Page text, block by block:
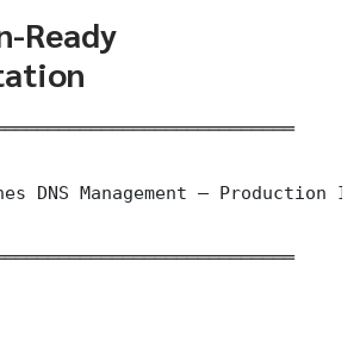
Ready
DNS Management — Production